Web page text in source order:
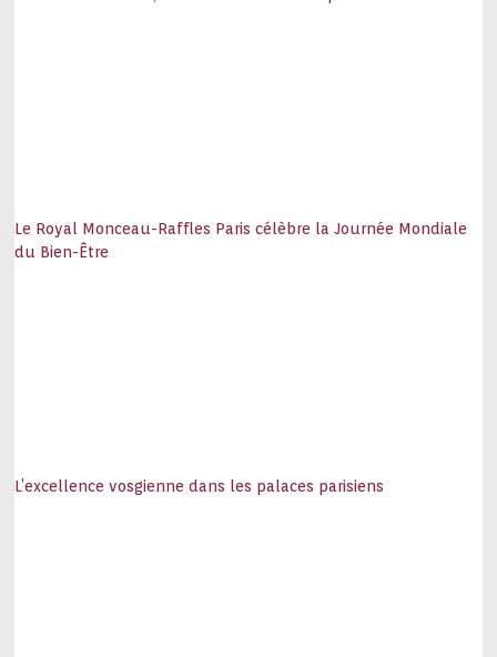
Le Royal Monceau-Raffles Paris célèbre la Journée Mondiale
du Bien-Être
L’excellence vosgienne dans les palaces parisiens